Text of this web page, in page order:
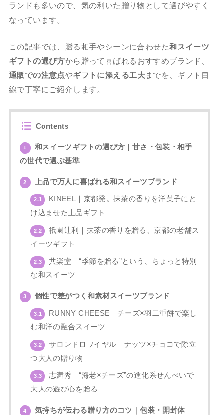
ランドも多いので、気の利いた贈り物として選びやすく
なっています。
この記事では、贈る相手やシーンに合わせた和スイーツ
ギフトの選び方から贈って喜ばれるおすすめブランド、
通販での注意点やギフトに添える工夫までを、ギフト目
線で丁寧にご紹介します。
Contents
1
和スイーツギフトの選び方｜甘さ・包装・相手
の世代で選ぶ基準
2 上品で万人に喜ばれる和スイーツブランド
2.1
KINEEL｜京都発。抹茶の香りを洋菓子にと
け込ませた上品ギフト
2.2
祇園辻利｜抹茶の香りを贈る、京都の老舗ス
イーツギフト
2.3
共楽堂｜“季節を贈る”という、ちょっと特別
な和スイーツ
3 個性で差がつく和素材スイーツブランド
3.1
RUNNY CHEESE｜チーズ×羽二重餅で楽し
む和洋の融合スイーツ
3.2
サロンドロワイヤル｜ナッツ×チョコで際立
つ大人の贈り物
3.3
志満秀｜“海老×チーズ”の進化系せんべいで
大人の遊び心を贈る
4
気持ちが伝わる贈り方のコツ｜包装・開封体